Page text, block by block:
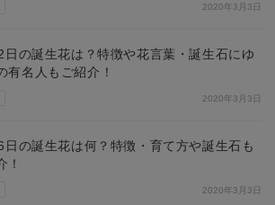
2020年3月3日
日の誕生花は？特徴や花言葉・誕生石にゆ
有名人もご紹介！
2020年3月3日
日の誕生花は何？特徴・育て方や誕生石も
！
2020年3月3日